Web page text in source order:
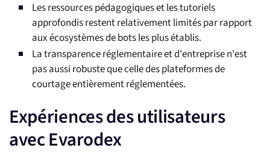
Les ressources pédagogiques et les tutoriels
approfondis restent relativement limités par rapport
aux écosystèmes de bots les plus établis.
La transparence réglementaire et d'entreprise n'est
pas aussi robuste que celle des plateformes de
courtage entièrement réglementées.
Expériences des utilisateurs
avec Evarodex